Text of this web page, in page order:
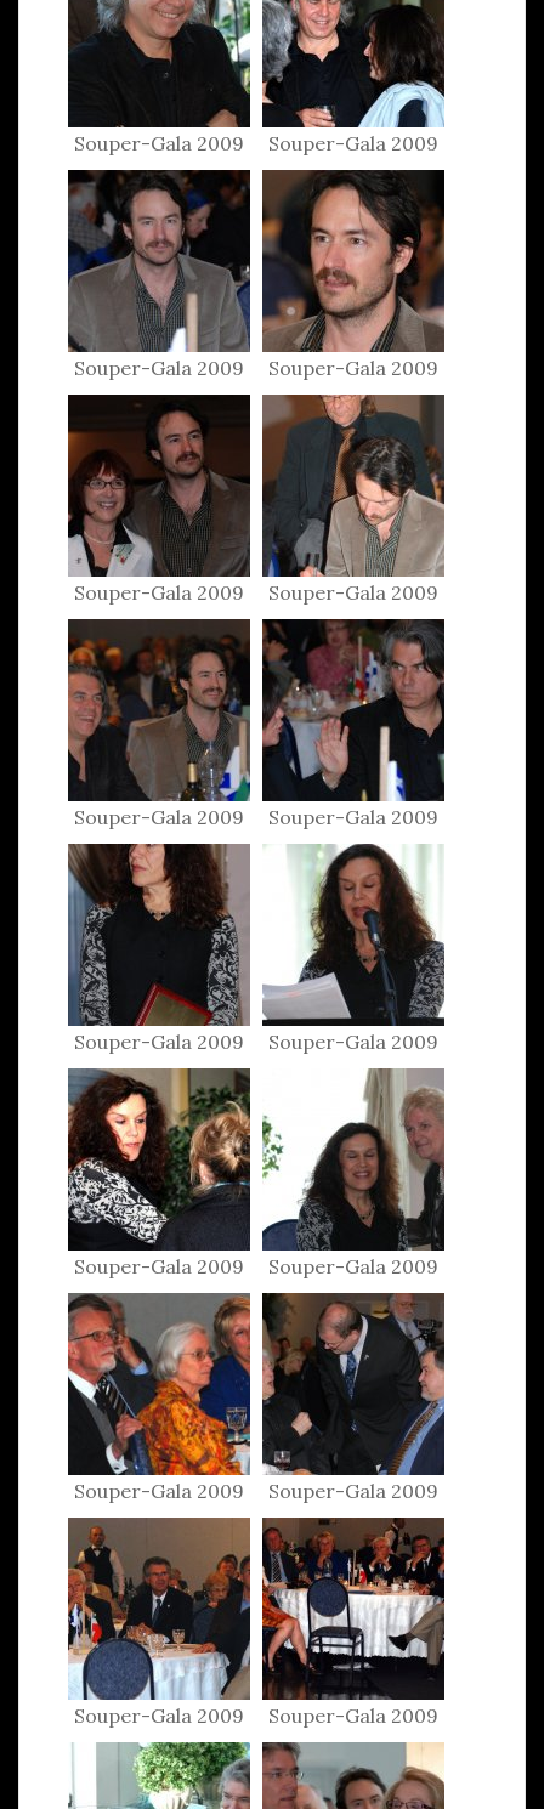
Souper-Gala 2009 Souper-Gala 2009
Souper-Gala 2009 Souper-Gala 2009
Souper-Gala 2009 Souper-Gala 2009
Souper-Gala 2009 Souper-Gala 2009
Souper-Gala 2009 Souper-Gala 2009
Souper-Gala 2009 Souper-Gala 2009
Souper-Gala 2009 Souper-Gala 2009
Souper-Gala 2009 Souper-Gala 2009